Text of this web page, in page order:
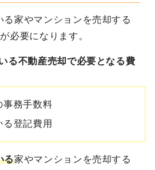
家やマンションを売却する
必要になります。
る不動産売却で必要となる費
事務手数料
登記費用
る家やマンションを売却する